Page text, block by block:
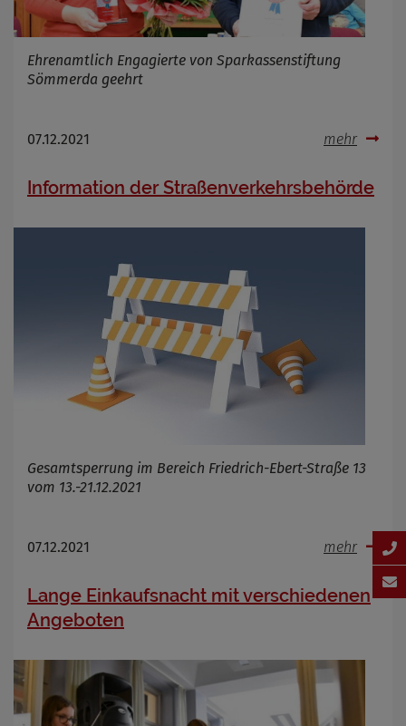
Ehrenamtlich Engagierte von Sparkassenstiftung
Sömmerda geehrt
07.12.2021 mehr
Information der Straßenverkehrsbehörde
Gesamtsperrung im Bereich Friedrich-Ebert-Straße 13
vom 13.-21.12.2021
07.12.2021 mehr
Lange Einkaufsnacht mit verschiedenen
Angeboten